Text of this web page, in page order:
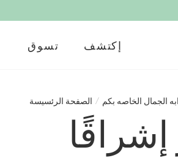
تسوق إكتشف
الصفحة الرئسيسة / الجمال الخاصه بكم